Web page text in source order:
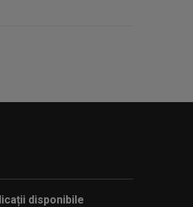
disponibile